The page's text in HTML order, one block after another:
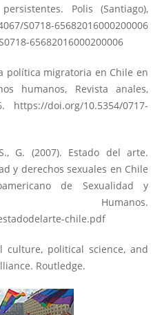
Polis (Santiago),
S0718-65682016000200006
65682016000200006
política migratoria en Chile en
humanos, Revista anales,
https://doi.org/10.5354/0717-
G. (2007). Estado del arte.
y derechos sexuales en Chile
de Sexualidad y
Humanos.
chile.pdf
culture, political science, and
Routledge.